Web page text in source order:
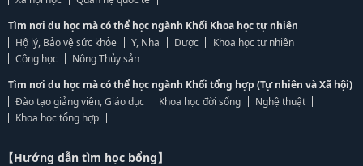
Tìm nơi du học mà có thể học ngành Khối Khoa học tự nhiên
Hộ lý, Bảo vệ sức khỏe
Y, Nha Dược
Khoa học tự nhiên
Công học
Nông Thủy sản
Tìm nơi du học mà có thể học ngành Khối tổng hợp (Tự nhiên và Xã hội)
Đào tạo giảng viên, Giáo dục
Khoa học đời sống
Nghệ thuật
Khoa học tổng hợp
【Hướng dẫn tìm học bổng】